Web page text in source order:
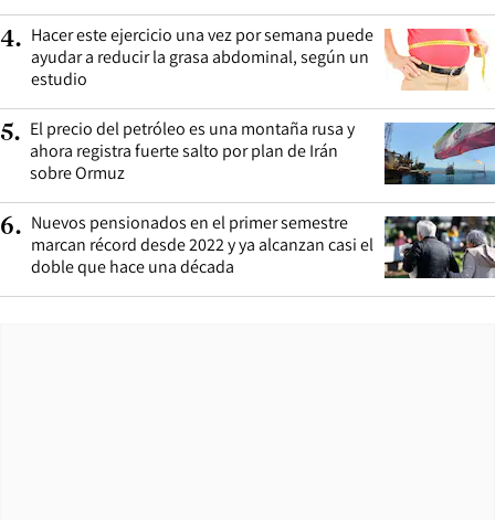
4. Hacer este ejercicio una vez por semana puede
ayudar a reducir la grasa abdominal, según un
estudio
5. El precio del petróleo es una montaña rusa y
ahora registra fuerte salto por plan de Irán
sobre Ormuz
6. Nuevos pensionados en el primer semestre
marcan récord desde 2022 y ya alcanzan casi el
doble que hace una década